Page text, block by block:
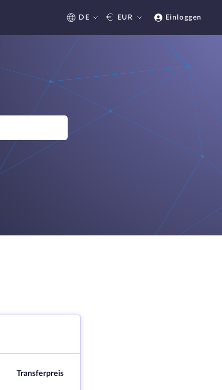
DE € EUR Einloggen
Transferpreis